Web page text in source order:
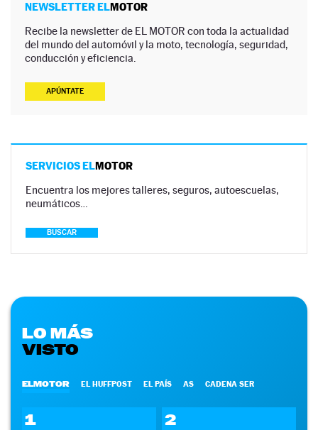
NEWSLETTER ELMOTOR
Recibe la newsletter de EL MOTOR con toda la actualidad
del mundo del automóvil y la moto, tecnología, seguridad,
conducción y eficiencia.
APÚNTATE
SERVICIOS ELMOTOR
Encuentra los mejores talleres, seguros, autoescuelas,
neumáticos…
BUSCAR
LO MÁS
VISTO
ELMOTOR EL HUFFPOST EL PAÍS AS CADENA SER
1 2